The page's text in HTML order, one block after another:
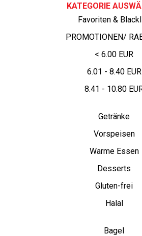
KATEGORIE
Favoriten &
PROMOTIONEN/
< 6.00 EUR
6.01 - 8.40 EUR
8.41 - 10.80
Getränke
Vorspeisen
Warme Essen
Desserts
Gluten-frei
Halal
Bagel